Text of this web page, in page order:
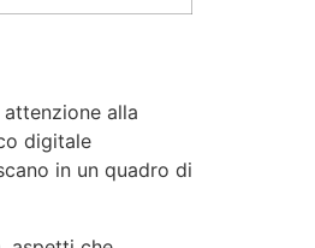
alla
digitale
in un quadro di